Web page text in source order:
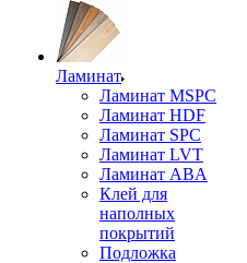
Ламинат
Ламинат MSPC
Ламинат HDF
Ламинат SPC
Ламинат LVT
Ламинат ABA
Клей для
наполных
покрытий
Подложка